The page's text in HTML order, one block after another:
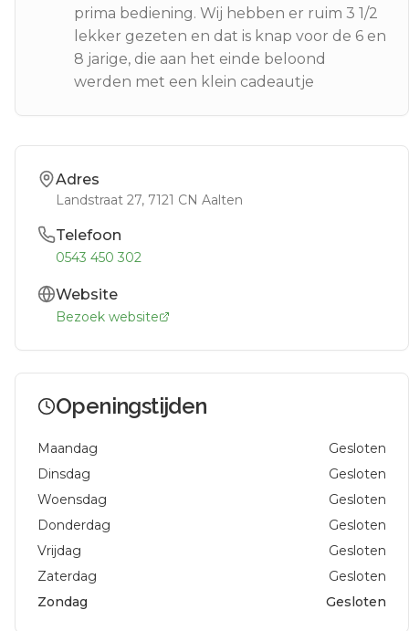
prima bediening. Wij hebben er ruim 3 1/2
lekker gezeten en dat is knap voor de 6 en
8 jarige, die aan het einde beloond
werden met een klein cadeautje
Adres
Landstraat 27, 7121 CN Aalten
Telefoon
0543 450 302
Website
Bezoek website
Openingstijden
Maandag
Gesloten
Dinsdag
Gesloten
Woensdag
Gesloten
Donderdag
Gesloten
Vrijdag
Gesloten
Zaterdag
Gesloten
Zondag
Gesloten